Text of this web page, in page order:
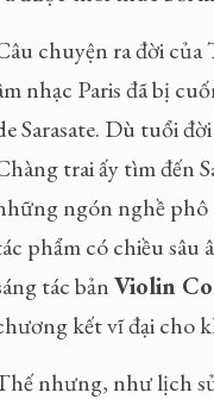
chuyện ra đời của
nhạc Paris đã bị
Sarasate. Dù tuổi
trai ấy tìm đến
ngón nghề
phẩm có chiều sâu
tác bảnViolin
kết vĩ đại cho
nhưng, như lịch